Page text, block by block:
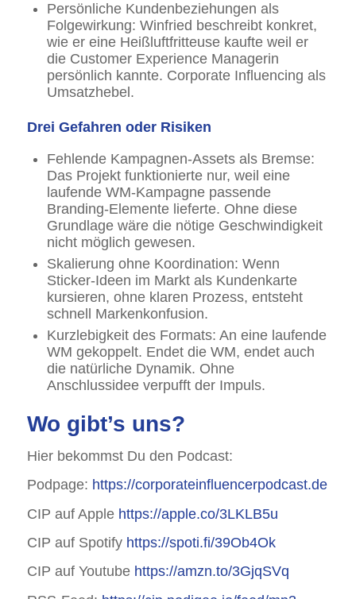
Persönliche Kundenbeziehungen als
Folgewirkung: Winfried beschreibt konkret,
wie er eine Heißluftfritteuse kaufte weil er
die Customer Experience Managerin
persönlich kannte. Corporate Influencing als
Umsatzhebel.
Drei Gefahren oder Risiken
Fehlende Kampagnen-Assets als Bremse:
Das Projekt funktionierte nur, weil eine
laufende WM-Kampagne passende
Branding-Elemente lieferte. Ohne diese
Grundlage wäre die nötige Geschwindigkeit
nicht möglich gewesen.
Skalierung ohne Koordination: Wenn
Sticker-Ideen im Markt als Kundenkarte
kursieren, ohne klaren Prozess, entsteht
schnell Markenkonfusion.
Kurzlebigkeit des Formats: An eine laufende
WM gekoppelt. Endet die WM, endet auch
die natürliche Dynamik. Ohne
Anschlussidee verpufft der Impuls.
Wo gibt’s uns?
Hier bekommst Du den Podcast:
Podpage: https://corporateinfluencerpodcast.de
CIP auf Apple https://apple.co/3LKLB5u
CIP auf Spotify https://spoti.fi/39Ob4Ok
CIP auf Youtube https://amzn.to/3GjqSVq